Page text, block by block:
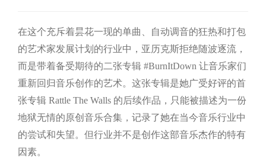
在这个充斥着昙花一现的单曲、自动调音的狂热和打包
的艺术家发展计划的行业中，亚历克斯拒绝随波逐流，
而是带着备受期待的二张专辑 #BurnItDown 让音乐家们
重新回归音乐创作的艺术。这张专辑是她广受好评的首
张专辑 Rattle The Walls 的后续作品，只能被描述为一份
地狱无情的原创音乐合集，记录了她在当今音乐行业中
的尝试和失望。但行业并不是创作这部音乐杰作的特有
因素。